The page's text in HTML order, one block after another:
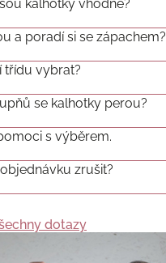
kalhotky vhodné?
a poradí si se zápachem?
třídu vybrat?
se kalhotky perou?
s výběrem.
zrušit?
dotazy